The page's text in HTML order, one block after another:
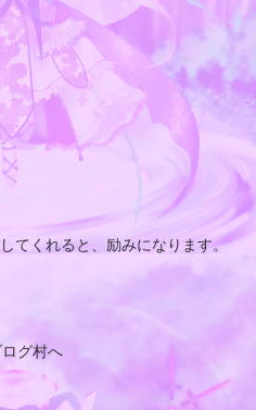
てくれると、励みになります。